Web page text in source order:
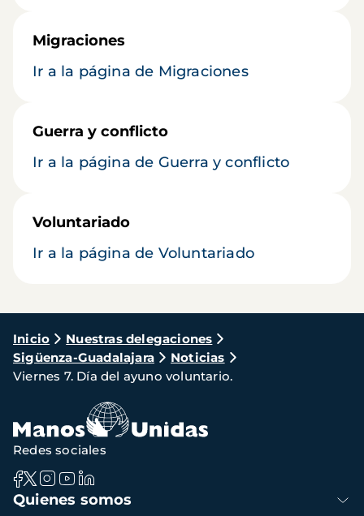
Migraciones
Ir a la página de Migraciones
Guerra y conflicto
Ir a la página de Guerra y conflicto
Voluntariado
Ir a la página de Voluntariado
Ruta
de
navegación
Inicio
Nuestras delegaciones
Sigüenza-Guadalajara
Noticias
Viernes 7. Día del ayuno voluntario.
Navegación
principal
Quienes somos
Redes sociales